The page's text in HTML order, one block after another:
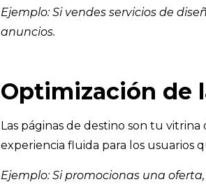
Ejemplo: Si vendes servicios de
anuncios.
Optimización de
Las páginas de destino son tu
experiencia fluida para los usuarios
Ejemplo: Si promocionas una